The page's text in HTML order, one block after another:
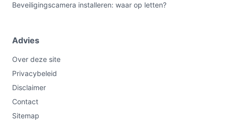
Beveiligingscamera installeren: waar op letten?
Advies
Over deze site
Privacybeleid
Disclaimer
Contact
Sitemap